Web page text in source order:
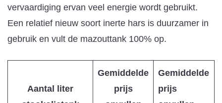
vervaardiging ervan veel energie wordt gebruikt.
Een relatief nieuw soort inerte hars is duurzamer in
gebruik en vult de mazouttank 100% op.
Aantal liter
Gemiddelde
prijs
Gemiddelde
prijs